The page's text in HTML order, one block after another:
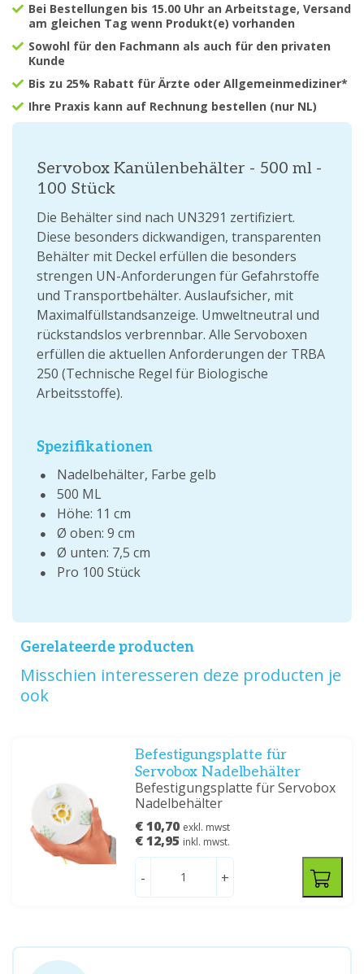
Bei Bestellungen bis 15.00 Uhr an Arbeitstage, Versand
am gleichen Tag wenn Produkt(e) vorhanden
Sowohl für den Fachmann als auch für den privaten
Kunde
Bis zu 25% Rabatt für Ärzte oder Allgemeinmediziner*
Ihre Praxis kann auf Rechnung bestellen (nur NL)
Servobox Kanülenbehälter - 500 ml -
100 Stück
Die Behälter sind nach UN3291 zertifiziert.
Diese besonders dickwandigen, transparenten
Behälter mit Deckel erfüllen die besonders
strengen UN-Anforderungen für Gefahrstoffe
und Transportbehälter. Auslaufsicher, mit
Maximalfüllstandsanzeige. Umweltneutral und
rückstandslos verbrennbar. Alle Servoboxen
erfüllen die aktuellen Anforderungen der TRBA
250 (Technische Regel für Biologische
Arbeitsstoffe).
Spezifikationen
Nadelbehälter, Farbe gelb
500 ML
Höhe: 11 cm
Ø oben: 9 cm
Ø unten: 7,5 cm
Pro 100 Stück
Gerelateerde producten
Misschien interesseren deze producten je
ook
Befestigungsplatte für
Servobox Nadelbehälter
Befestigungsplatte für Servobox
Nadelbehälter
€ 10,70 exkl. mwst
€ 12,95 inkl. mwst.
- +